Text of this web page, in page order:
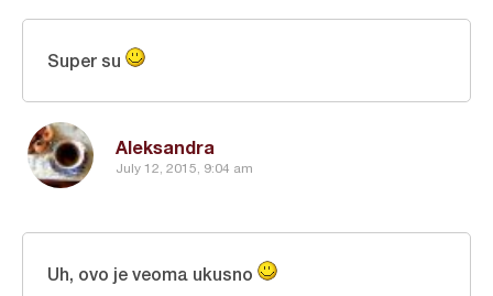
Aleksandra
July 12, 2015, 9:04 am
Super su
Uh, ovo je veoma ukusno